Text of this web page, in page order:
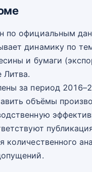
по официальным
динамику по
и бумаги
Литва.
за период
объёмы
количественного